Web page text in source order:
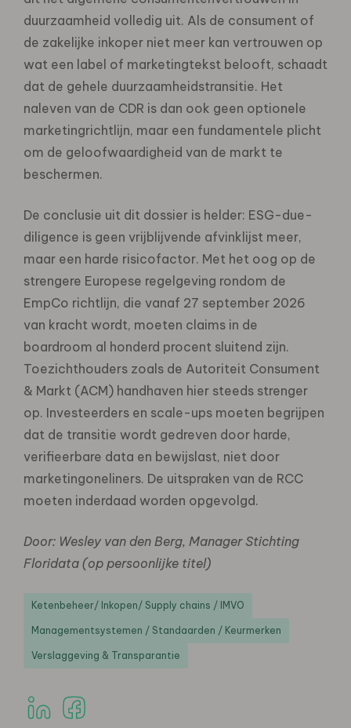
duurzaamheid volledig uit. Als de consument of
de zakelijke inkoper niet meer kan vertrouwen op
wat een label of marketingtekst belooft, schaadt
dat de gehele duurzaamheidstransitie. Het
naleven van de CDR is dan ook geen optionele
marketingrichtlijn, maar een fundamentele plicht
om de geloofwaardigheid van de markt te
beschermen.
De conclusie uit dit dossier is helder: ESG-due-
diligence is geen vrijblijvende afvinklijst meer,
maar een harde risicofactor. Met het oog op de
strengere Europese regelgeving rondom de
EmpCo richtlijn, die vanaf 27 september 2026
van kracht wordt, moeten claims in de
boardroom al honderd procent sluitend zijn.
Toezichthouders zoals de Autoriteit Consument
& Markt (ACM) handhaven hier steeds strenger
op. Investeerders en scale-ups moeten begrijpen
dat de transitie wordt gedreven door harde,
verifieerbare data en bewijslast, niet door
marketingoneliners. De uitspraken van de RCC
moeten inderdaad worden opgevolgd.
Door: Wesley van den Berg, Manager Stichting
Floridata (op persoonlijke titel)
Ketenbeheer/ Inkopen/ Supply chains / IMVO
Managementsystemen / Standaarden / Keurmerken
Verslaggeving & Transparantie